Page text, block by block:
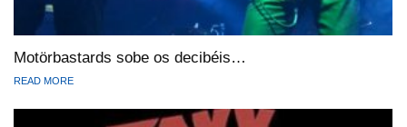
Motörbastards sobe os decibéis…
READ MORE